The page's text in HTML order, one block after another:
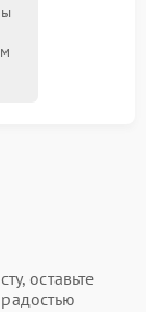
оставьте